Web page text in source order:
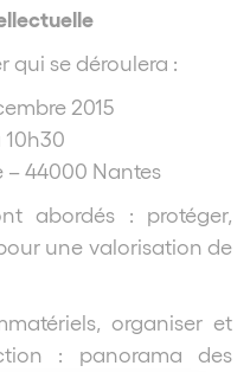
qui se déroulera :
2015
– 44000 Nantes
abordés : protéger,
une valorisation de
organiser et
: panorama des